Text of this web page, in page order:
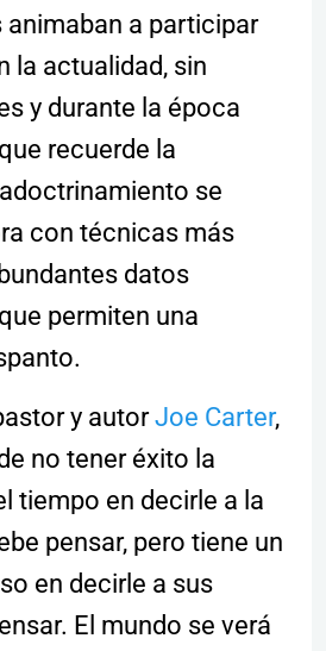
animaban a participar
la actualidad, sin
y durante la época
recuerde la
se
con técnicas más
datos
permiten una
y autorJoe Carter,
no tener éxito la
tiempo en decirle a la
pensar, pero tiene un
en decirle a sus
El mundo se verá